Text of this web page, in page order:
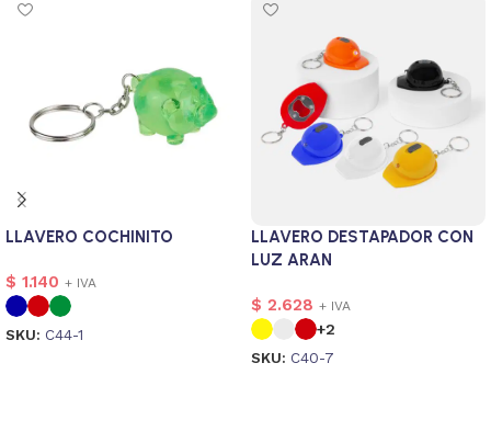
LLAVERO COCHINITO
$ 1.140 + IVA
SKU: C44-1
LLAVERO DESTAPADOR CON
LUZ ARAN
$ 2.628 + IVA
+2
SKU: C40-7